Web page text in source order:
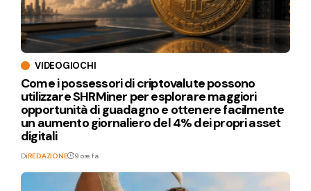
VIDEOGIOCHI
Come i possessori di criptovalute possono
utilizzare SHRMiner per esplorare maggiori
opportunità di guadagno e ottenere facilmente
un aumento giornaliero del 4% dei propri asset
digitali
DiREDAZIONE 9 ore fa